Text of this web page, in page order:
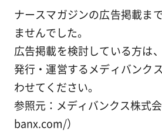
ナースマガジンの広告掲載ま
ませんでした。
広告掲載を検討している方は
発行・運営するメディバンク
わせてください。
参照元：メディバンクス株式
banx.com/）